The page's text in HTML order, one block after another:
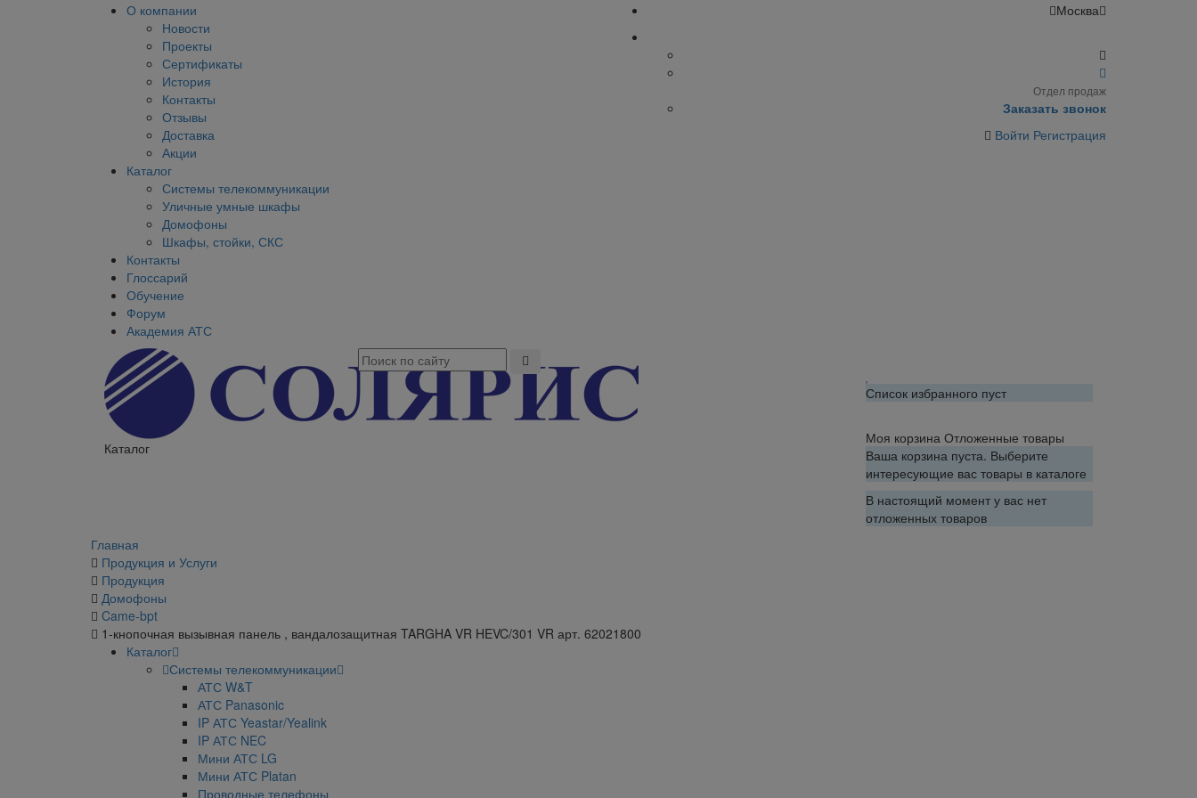
О компании
Новости
Проекты
Сертификаты
История
Контакты
Отзывы
Доставка
Акции
Каталог
Системы телекоммуникации
Уличные умные шкафы
Домофоны
Шкафы, стойки, СКС
Контакты
Глоссарий
Обучение
Форум
Академия АТС
Москва
Отдел продаж
Заказать звонок
Войти Регистрация
Каталог
Список избранного пуст
Моя корзина Отложенные товары
Ваша корзина пуста. Выберите
интересующие вас товары в каталоге
В настоящий момент у вас нет
отложенных товаров
Главная
Продукция и Услуги
Продукция
Домофоны
Came-bpt
1-кнопочная вызывная панель , вандалозащитная TARGHA VR HEVC/301 VR арт. 62021800
Каталог
Системы телекоммуникации
АТС W&T
АТС Panasonic
IP АТС Yeastar/Yealink
IP АТС NEC
Мини АТС LG
Мини АТС Platan
Проводные телефоны